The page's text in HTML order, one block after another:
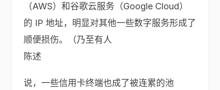
（AWS）和谷歌云服务（Google Cloud）
的 IP 地址，明显对其他一些数字服务形成了
顺便损伤。（乃至有人
陈述
说，一些信用卡终端也成了被连累的池